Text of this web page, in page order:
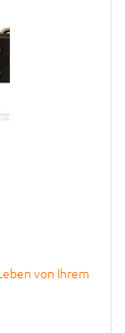
von Ihrem